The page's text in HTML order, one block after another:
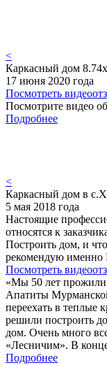
<
Каркасный дом
17 июня 2020 года
Посмотреть
Посмотрите видео
Подробнее
<
Каркасный дом в
5 мая 2018 года
Настоящие
относятся к
Построить дом, и
рекомендую именно
Посмотреть
«Мы 50 лет прожили
Апатиты
переехать в теплые
решили построить
дом. Очень много
«Лесничим». В
Подробнее